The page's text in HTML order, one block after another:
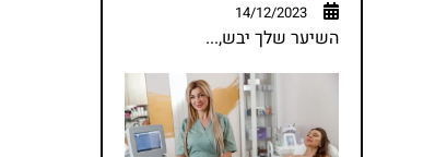
14/12/2023
השיער שלך יבש,...